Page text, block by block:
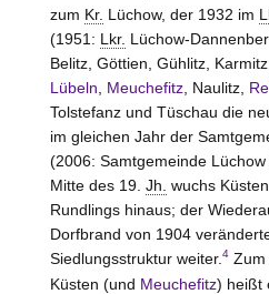
zum Kr. Lüchow, der 1932 im
(1951: Lkr. Lüchow-
Belitz, Göttien, Gühlitz,
Lübeln
Meuchefitz, Naulitz,
Tolstefanz und Tüschau die
im gleichen Jahr der
(2006: Samtgemeinde
Mitte des 19. Jh. wuchs
Rundlings hinaus; der
Dorfbrand von 1904
Siedlungsstruktur weiter. 4Zum
Küsten (und Meuchefitz) heißt